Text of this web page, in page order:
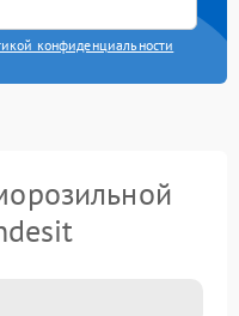
конфиденциальности